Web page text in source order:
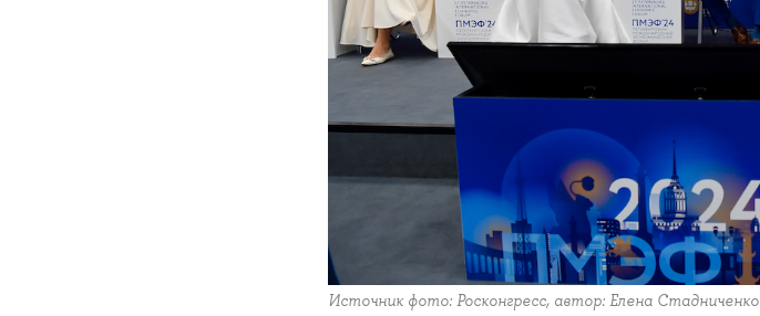
Источник фото: Росконгресс, автор: Елена Стадниченко